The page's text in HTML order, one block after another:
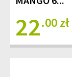
22.00 zł